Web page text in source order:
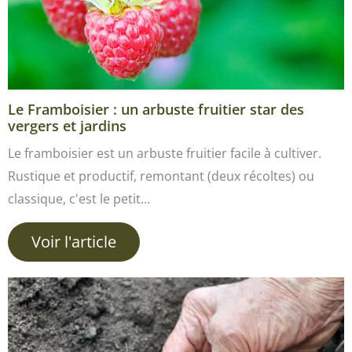
Le Framboisier : un arbuste fruitier star des
vergers et jardins
Le framboisier est un arbuste fruitier facile à cultiver.
Rustique et productif, remontant (deux récoltes) ou
classique, c'est le petit…
Voir l'article